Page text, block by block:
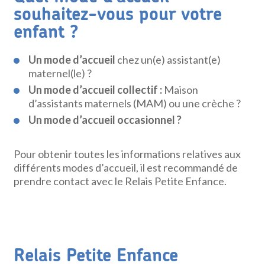
souhaitez-vous pour votre
enfant ?
Un mode d’accueil chez un(e) assistant(e)
maternel(le) ?
Un mode d’accueil collectif :Maison
d’assistants maternels (MAM) ou une crèche ?
Un mode d’accueil occasionnel ?
Pour obtenir toutes les informations relatives aux
différents modes d’accueil, il est recommandé de
prendre contact avec le Relais Petite Enfance.
Relais Petite Enfance